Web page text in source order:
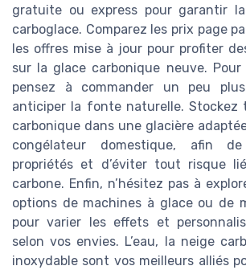
gratuite ou express pour garantir
carboglace. Comparez les prix page
les offres mise à jour pour profiter
sur la glace carbonique neuve. Pour
pensez à commander un peu
anticiper la fonte naturelle. Stockez
carbonique dans une glacière
congélateur domestique, afin
propriétés et d’éviter tout risque
carbone. Enfin, n’hésitez pas à
options de machines à glace ou de
pour varier les effets et
selon vos envies. L’eau, la neige
inoxydable sont vos meilleurs alliés